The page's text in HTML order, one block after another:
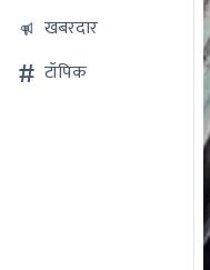
खबरदार
टॉपिक